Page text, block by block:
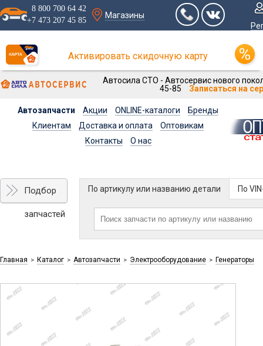
8 800 700 64 42
+7 473 207 45 85
Магазины
Активировать скидочную карту
Автосила СТО - Автосервис нового
45-85
Записаться на
Автозапчасти Акции ONLINE-каталоги
Бренды
Клиентам
Доставка и оплата
Оптовикам
Контакты
О нас
Подбор
запчастей
По артикулу или названию детали По
Главная > Каталог > Автозапчасти > Электрооборудование > Генераторы